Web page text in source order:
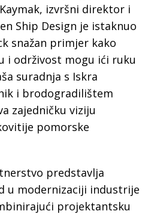
izvršni direktor i
Ship Design je istaknuo
snažan primjer kako
i održivost mogu ići ruku
suradnja s Iskra
i brodogradilištem
zajedničku viziju
pomorske
predstavlja
u modernizaciji industrije
projektantsku